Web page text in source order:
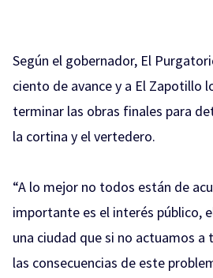
Según el gobernador, El
ciento de avance y a El Zapotillo
terminar las obras finales para
la cortina y el vertedero.
“A lo mejor no todos están de
importante es el interés público,
una ciudad que si no actuamos a
las consecuencias de este